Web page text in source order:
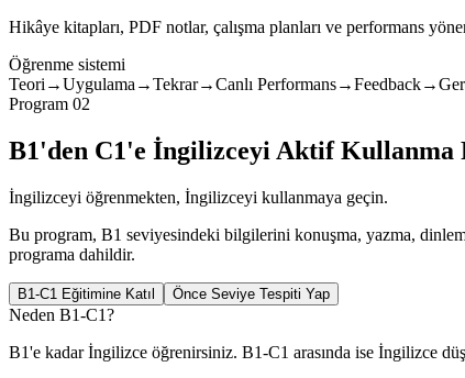
Hikâye kitapları, PDF notlar, çalışma planları ve performans
Öğrenme sistemi
Teori →Uygulama →Tekrar→Canlı Performans→Feedback→
Program 02
B1'den C1'e İngilizceyi Aktif Kullanma
İngilizceyi öğrenmekten, İngilizceyi kullanmaya geçin.
Bu program, B1 seviyesindeki bilgilerini konuşma, yazma,
programa dahildir.
B1-C1 Eğitimine Katıl Önce Seviye Tespiti Yap
Neden B1-C1?
B1'e kadar İngilizce öğrenirsiniz. B1-C1 arasında ise İngilizce